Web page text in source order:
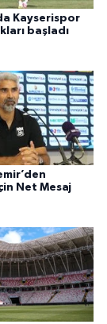
Kayserispor
başladı
Net Mesaj